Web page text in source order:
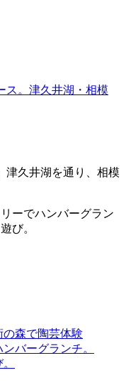
ス。津久井湖・相模
津久井湖を通り、相模
ーでハンバーグラン
び。
森で陶芸体験
バーグランチ。